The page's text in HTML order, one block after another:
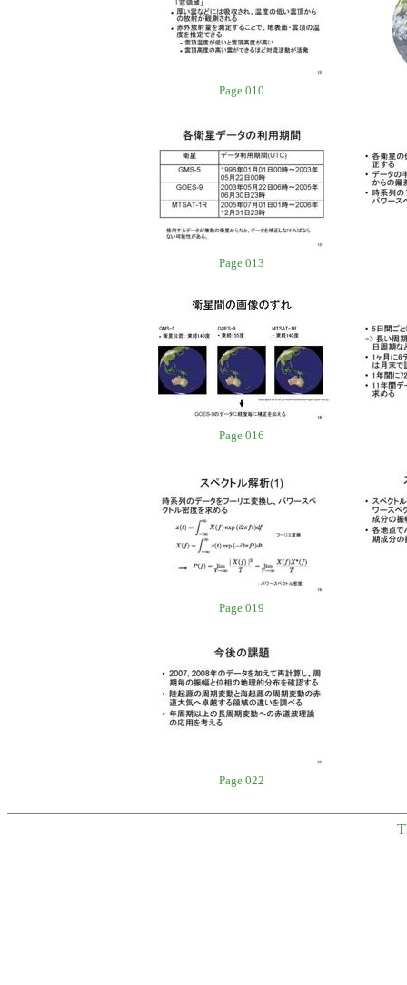
Page 010
Page 013
Page 016
Page 019
Page 022